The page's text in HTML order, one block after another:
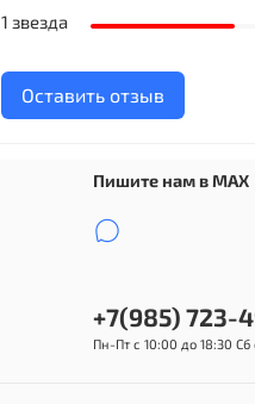
1 звезда
Оставить отзыв
Пишите нам в MAX
+7(985) 723-
Пн-Пт с 10:00 до 18:30 Сб